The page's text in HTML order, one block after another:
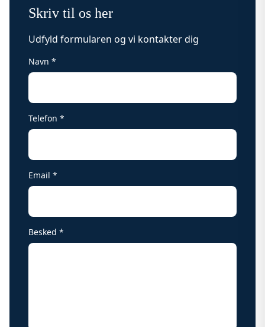
Skriv til os her
Udfyld formularen og vi kontakter dig
Navn *
Telefon *
Email *
Besked *